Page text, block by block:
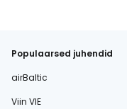
Populaarsed juhendid
airBaltic
Viin VIE